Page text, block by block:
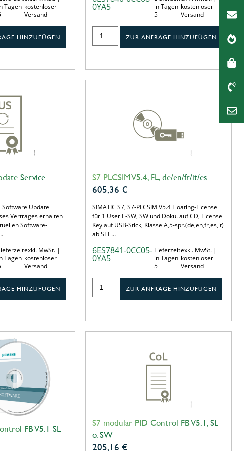
Tagen kostenloser
Versand
HINZUFÜGEN
0YA5
in Tagen
5
kostenloser
Versand
ZUR ANFRAGE HINZUFÜGEN
Service
Software Update
Vertrages erhalten
Software-
Tagen
exkl. MwSt. |
kostenloser
Versand
HINZUFÜGEN
S7 PLCSIM V5.4, FL, de/en/fr/it/es
605,36€
SIMATIC S7, S7-PLCSIM V5.4 Floating-License
für 1 User E-SW, SW und Doku. auf CD, License
Key auf USB-Stick, Klasse A,5-spr.(de,en,fr,es,it)
ab STE…
6ES7841-0CC05-
0YA5
Lieferzeit
in Tagen
5
exkl. MwSt. |
kostenloser
Versand
ZUR ANFRAGE HINZUFÜGEN
FB V5.1 SL
S7 modular PID Control FB V5.1, SL
o. SW
205,16€